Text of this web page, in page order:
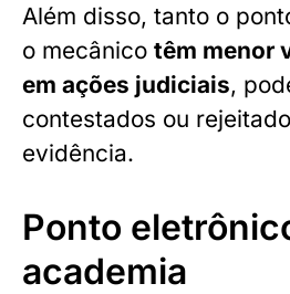
Além disso, tanto o
o mecânico têm menor
em ações judiciais,
contestados ou
evidência.
Ponto
academia